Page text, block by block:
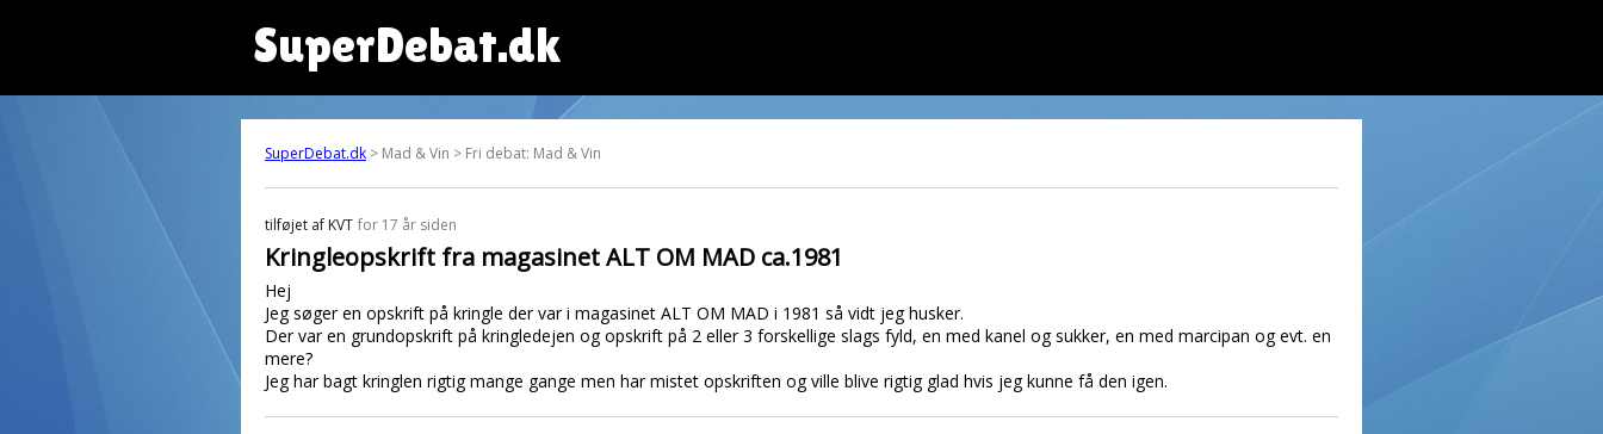
SuperDebat.dk
SuperDebat.dk > Mad & Vin > Fri debat: Mad & Vin
tilføjet af KVT for 17 år siden
Kringleopskrift fra magasinet ALT OM MAD ca.1981
Hej
Jeg søger en opskrift på kringle der var i magasinet ALT OM MAD i 1981 så vidt jeg husker.
Der var en grundopskrift på kringledejen og opskrift på 2 eller 3 forskellige slags fyld, en med kanel og sukker, en med marcipan og evt. en
mere?
Jeg har bagt kringlen rigtig mange gange men har mistet opskriften og ville blive rigtig glad hvis jeg kunne få den igen.